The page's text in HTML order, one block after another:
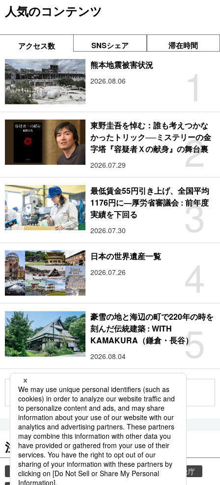
人気のコンテンツ
アクセス数 SNSシェア 滞在時間
1
熊本地震被害状況
2026.08.06
2
東野圭吾を悼む：誰も考えつかな
かったトリック──ミステリーの金
字塔『容疑者Ｘの献身』の舞台裏
2026.07.29
3
最低賃金55円引き上げ、全国平均
1176円に―厚労省審議会 : 前年度
実績を下回る
2026.07.30
4
日本の世界遺産一覧
2026.07.26
5
豪雪の地と海辺の町で220年の時を
刻んだ伝統建築 : WITH
KAMAKURA（鎌倉・長谷）
2026.08.04
もっと見る
注目のキーワード
共同通信ニュース 和食 気象・災害
気象庁